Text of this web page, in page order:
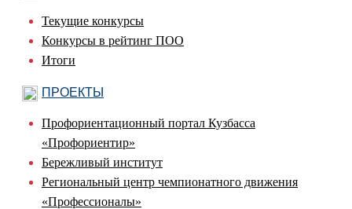
Текущие конкурсы
Конкурсы в рейтинг ПОО
Итоги
ПРОЕКТЫ
Профориентационный портал Кузбасса
«Профориентир»
Бережливый институт
Региональный центр чемпионатного движения
«Профессионалы»